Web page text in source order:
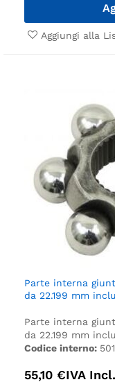
Aggiungi alla
Parte interna
da 22.199 mm
Parte interna
da 22.199 mm
Codice interno:
55,10 €IVA Incl.